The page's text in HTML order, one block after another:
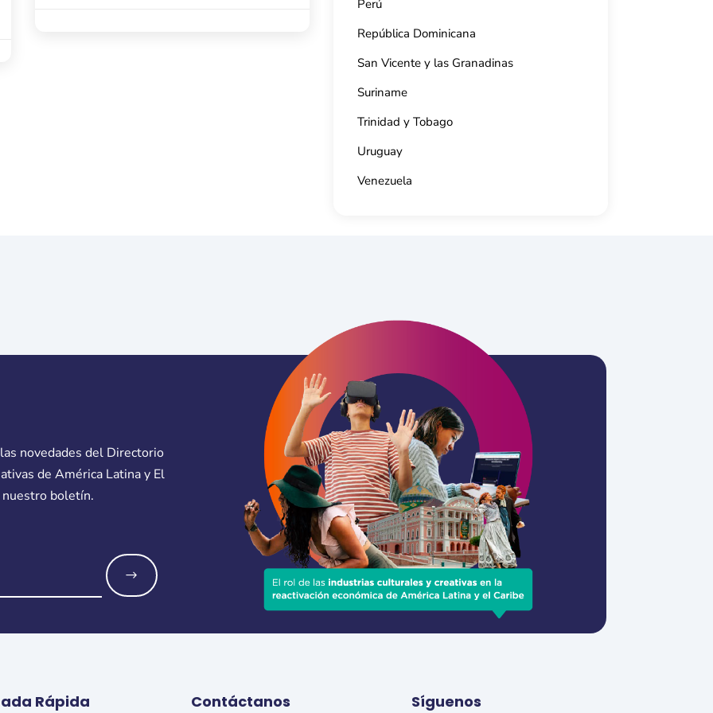
Perú
República Dominicana
San Vicente y las Granadinas
Suriname
Trinidad y Tobago
Uruguay
Venezuela
novedades del Directorio
de América Latina y El
nuestro boletín.
o
Rápida Contáctanos Síguenos